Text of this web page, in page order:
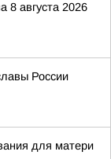
8 августа 2026
России
для матери